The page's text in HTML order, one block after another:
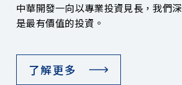
中華開發一向以專業投資見長，我們深
是最有價值的投資。
了解更多